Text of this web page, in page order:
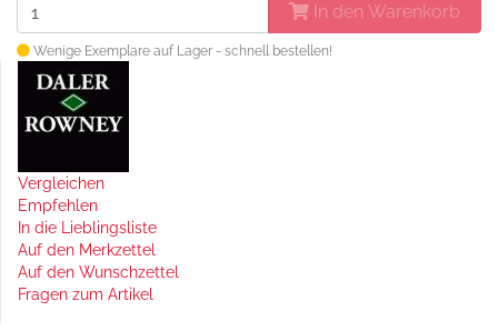
In den Warenkorb
Wenige Exemplare auf Lager - schnell bestellen!
Vergleichen
Empfehlen
In die Lieblingsliste
Auf den Merkzettel
Auf den Wunschzettel
Fragen zum Artikel